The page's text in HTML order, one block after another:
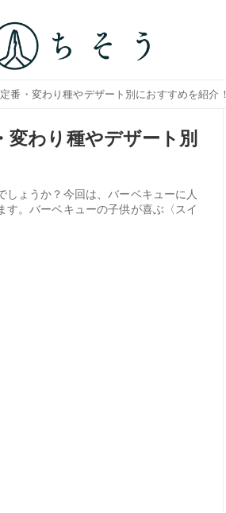
番・変わり種やデザート別におすすめを紹介！
わり種やデザート別
しょうか？今回は、バーベキューに人
。バーベキューの子供が喜ぶ〈スイ